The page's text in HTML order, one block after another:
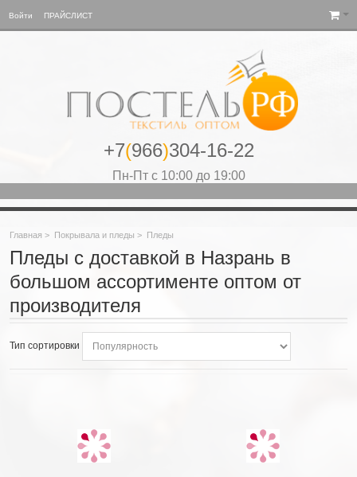
Войти ПРАЙСЛИСТ
+7(966)304-16-22
Пн-Пт с 10:00 до 19:00
Главная > Покрывала и пледы > Пледы
Пледы с доставкой в Назрань в
большом ассортименте оптом от
производителя
Тип сортировки